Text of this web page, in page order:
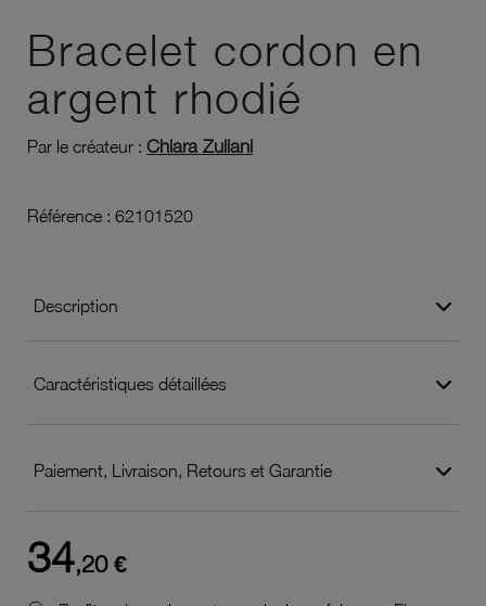
Bracelet cordon en
argent rhodié
Par le créateur : Chiara Zuliani
Référence : 62101520
Description
Caractéristiques détaillées
Paiement, Livraison, Retours et Garantie
34,20 €